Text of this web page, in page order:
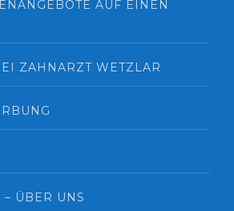
AUF EINEN
ZAHNARZT WETZLAR
ÜBER UNS